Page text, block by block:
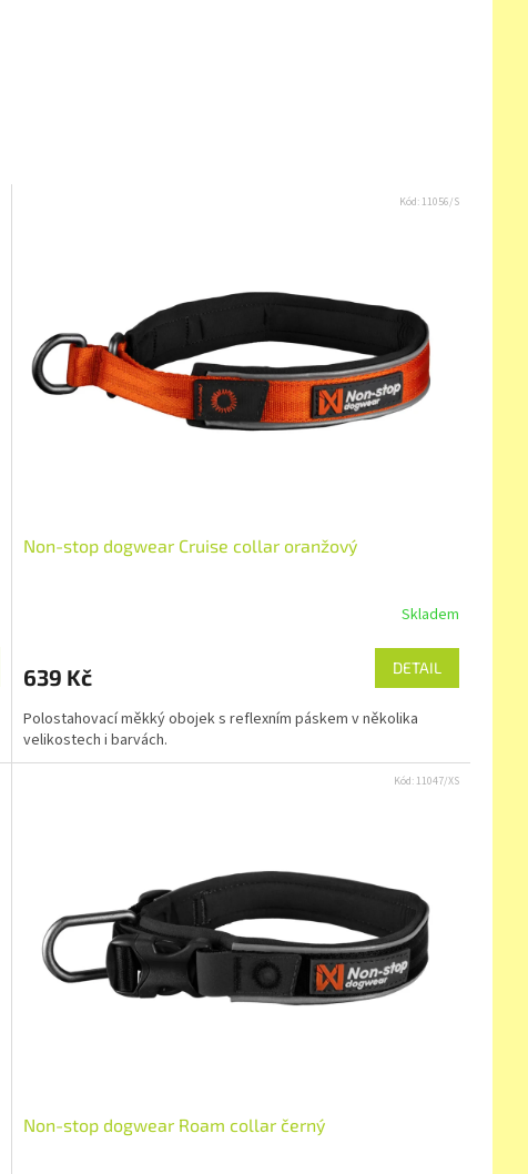
Non-stop dogwear Cruise collar oranžový
Skladem
639 Kč DETAIL
Polostahovací měkký obojek s reflexním páskem v několika
velikostech i barvách.
Kód: 11056/S
Non-stop dogwear Roam collar černý
Kód: 11047/XS